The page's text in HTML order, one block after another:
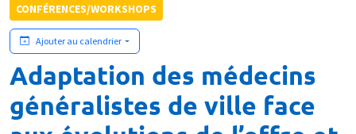
CONFÉRENCES/WORKSHOPS
Ajouter au calendrier
Adaptation des médecins
généralistes de ville face